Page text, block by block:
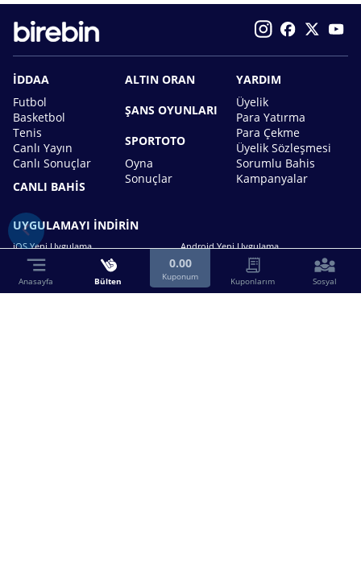
İDDAA
Futbol
Basketbol
Tenis
Canlı Yayın
Canlı Sonuçlar
CANLI BAHİS
ALTIN ORAN
ŞANS OYUNLARI
SPORTOTO
Oyna
Sonuçlar
YARDIM
Üyelik
Para Yatırma
Para Çekme
Üyelik Sözleşmesi
Sorumlu Bahis
Kampanyalar
UYGULAMAYI İNDİRİN
iOS Yeni Uygulama Android Yeni Uygulama
Anasayfa Bülten
0.00
Kuponum Kuponlarım Sosyal